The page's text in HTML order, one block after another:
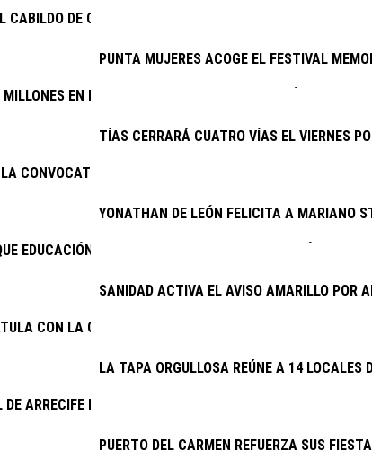
CABILDO DE CONOCER DESDE 2025 EL DERRIBO DE LA
EN RENOVAR EL ALUMBRADO DE 32 VÍAS
CONVOCATORIA DE SUBVENCIONES PARA LA
EDUCACIÓN CUMPLA E INICIE LA CONTRATACIÓN DEL
CON LA CONTINUIDAD DEL PROYECTO DE
ARRECIFE DETIENE A DOS VARONES POR PRESUNTO
PUNTA MUJERES ACOGE EL FESTIVAL
TÍAS CERRARÁ CUATRO VÍAS EL VIERNES
YONATHAN DE LEÓN FELICITA A MARIANO
SANIDAD ACTIVA EL AVISO AMARILLO POR
LA TAPA ORGULLOSA REÚNE A 14 LOCALES
PUERTO DEL CARMEN REFUERZA SUS